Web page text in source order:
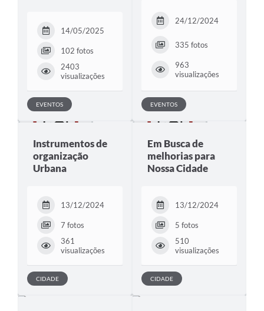
PPA - PLANO PLURIANUAL 2026/2029
PCA (Planos de Contratações Anuais)
E-SUS
Conta de água (SAS)
Cultura
PNAB 2026 - Ciclo 2
Plano Diretor e Mobilidade Urbana
Festival Gastronômico
14/05/2025
102 fotos
2403
visualizações
EVENTOS
24/12/2024
335 fotos
963
visualizações
EVENTOS
Instrumentos de
organização
Urbana
13/12/2024
7 fotos
361
visualizações
CIDADE
Em Busca de
melhorias para
Nossa Cidade
13/12/2024
5 fotos
510
visualizações
CIDADE